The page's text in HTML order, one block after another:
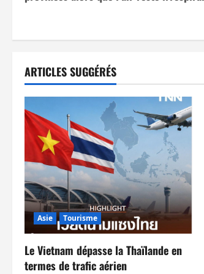
i
g
a
t
o
n
d
’
ARTICLES SUGGÉRÉS
Asie Tourisme
Le Vietnam dépasse la Thaïlande en
termes de trafic aérien